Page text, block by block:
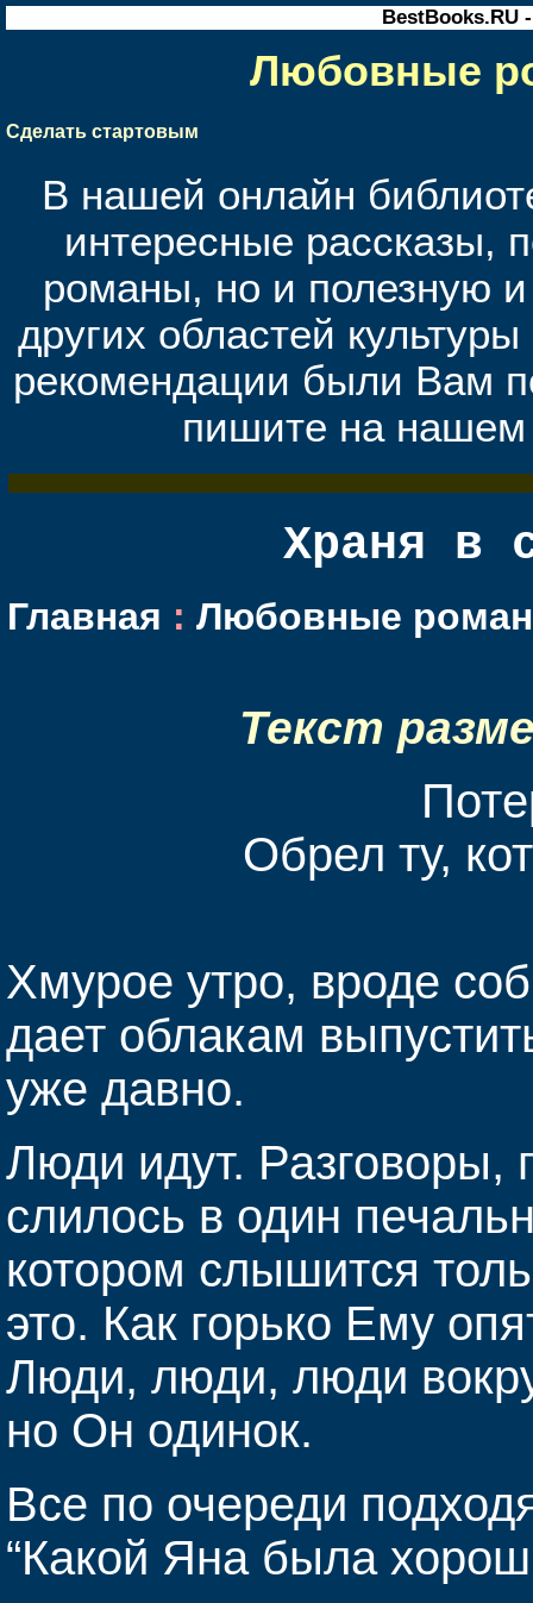
BestBooks.RU
Любовные
Сделать стартовым
В нашей онлайн
интересные рассказы,
романы, но и полезную
других областей
рекомендации были Вам
пишите на
Храня в
Главная : Любовные
Текст
Обрел ту,
Хмурое утро, вроде
дает облакам
уже давно.
Люди идут. Разговоры,
слилось в один
котором слышится
это. Как горько Ему
Люди, люди, люди
но Он одинок.
Все по очереди
“Какой Яна была